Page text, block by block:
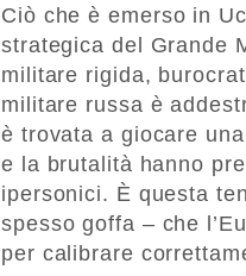
Ciò che è emerso in
strategica del Grande
militare rigida,
militare russa è
è trovata a giocare
e la brutalità hanno
ipersonici. È questa
spesso goffa – che
per calibrare